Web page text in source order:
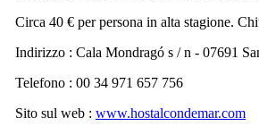
Circa 40 € per persona in alta stagione.
Indirizzo : Cala Mondragó s / n - 07691
Telefono : 00 34 971 657 756
Sito sul web : www.hostalcondemar.com